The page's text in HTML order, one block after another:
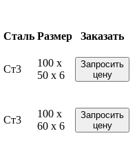
Сталь Размер
Заказать
Ст3
100 x
50 x 6
Запросить
цену
Ст3
100 x
60 x 6
Запросить
цену